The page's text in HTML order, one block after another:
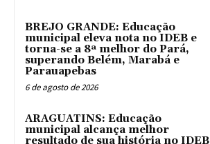
BREJO GRANDE: Educação
municipal eleva nota no IDEB e
torna-se a 8ª melhor do Pará,
superando Belém, Marabá e
Parauapebas
6 de agosto de 2026
ARAGUATINS: Educação
municipal alcança melhor
resultado de sua história no IDEB